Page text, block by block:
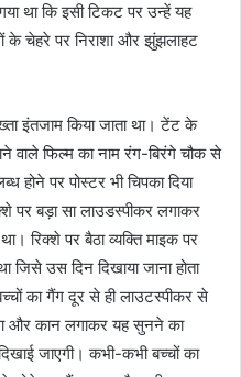
था कि इसी टिकट पर उन्हें यह
के चेहरे पर निराशा और झुंझलाहट
इंतजाम किया जाता था। टेंट के
वाले फिल्म का नाम रंग-बिरंगे चौक से
होने पर पोस्टर भी चिपका दिया
पर बड़ा सा लाउडस्पीकर लगाकर
रिक्शे पर बैठा व्यक्ति माइक पर
उस दिन दिखाया जाना होता
का गैंग दूर से ही लाउटस्पीकर से
और कान लगाकर यह सुनने का
जाएगी। कभी-कभी बच्चों का